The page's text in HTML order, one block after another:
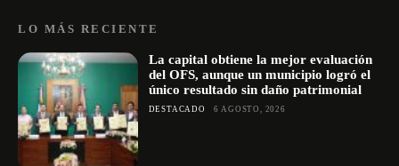
LO MÁS RECIENTE
La capital obtiene la mejor evaluación
del OFS, aunque un municipio logró el
único resultado sin daño patrimonial
DESTACADO 6 AGOSTO, 2026